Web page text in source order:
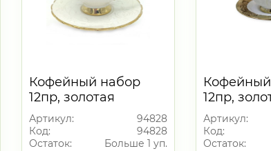
Кофейный набор
12пр, золотая
обводка 100мл
Артикул:
94828
Код:
94828
Остаток:
Больше 1 уп.
12пр,
обводка
Артикул:
Код:
Остаток: